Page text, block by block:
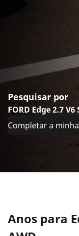
Pesquisar por
FORD Edge 2.7
Completar a
Anos para